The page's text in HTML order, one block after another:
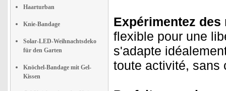
Haarturban
Knie-Bandage
Solar-LED-Weihnachtsdeko
für den Garten
Knöchel-Bandage mit Gel-
Kissen
Expérimentez
flexible pour une
s'adapte
toute activité, sans